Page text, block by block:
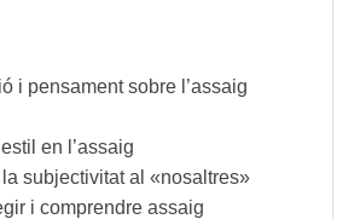
i pensament sobre l’assaig
en l’assaig
subjectivitat al «nosaltres»
i comprendre assaig